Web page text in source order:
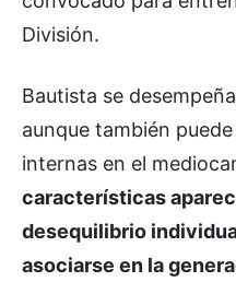
División.
Bautista se
aunque también
internas en el
características
desequilibrio
asociarse en la